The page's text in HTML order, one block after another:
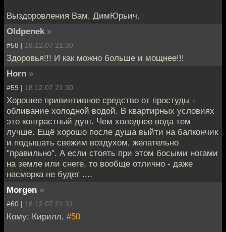
Выздоровления Вам, ДимЮрьич.
Oldpenek »
#58 | 18.12.07 21:30
Здоровья!!! И как можно больше и мощнее!!!
Horn »
#59 | 18.12.07 21:30
Хорошее привинтивное средство от простуды -
обливание холодной водой. В квартирных условиях
это контрастный душ. Чем холоднее вода тем
лучше. Ещё хорошо после душа выйти на балкончик
и подышать свежим воздухом, желательно
"правильно". А если стоять при этом босыми ногами
на земле или снеге, то вообще отлично - даже
насморка не будет ....
Morgen »
#60 | 18.12.07 21:31
Кому: Кирилл, #50